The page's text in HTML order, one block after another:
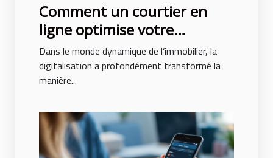
Comment un courtier en
ligne optimise votre
recherche immobilière ?
Dans le monde dynamique de l’immobilier, la
digitalisation a profondément transformé la
manière...